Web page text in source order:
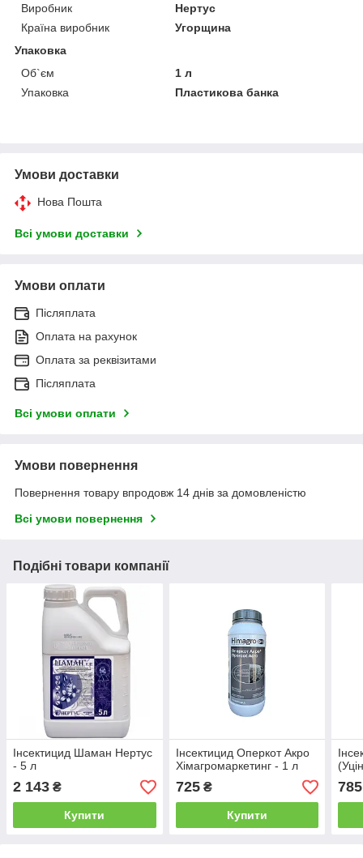
Виробник
Нертус
Країна виробник
Угорщина
Упаковка
Об`єм
1 л
Упаковка
Пластикова банка
Умови доставки
Нова Пошта
Всі умови доставки
Умови оплати
Післяплата
Оплата на рахунок
Оплата за реквізитами
Післяплата
Всі умови оплати
Умови повернення
Повернення товару впродовж 14 днів за домовленістю
Всі умови повернення
Подібні товари компанії
Інсектицид Шаман Нертус
- 5 л
2 143 ₴
Купити
Інсектицид Оперкот Акро
Хімагромаркетинг - 1 л
725₴
Купити
785